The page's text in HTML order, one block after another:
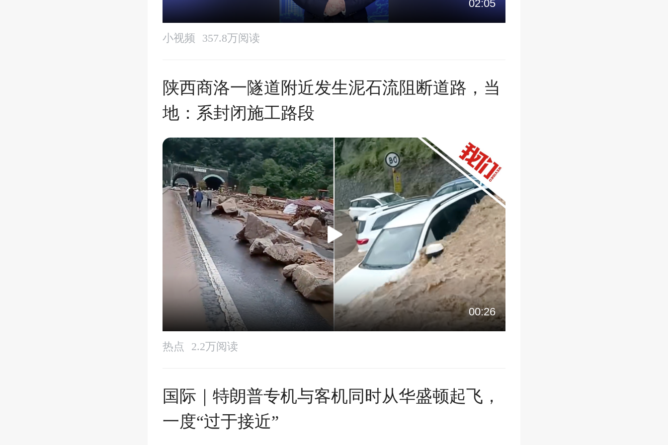
02:05
小视频 357.8万阅读
陕西商洛一隧道附近发生泥石流阻断道路，当
地：系封闭施工路段
00:26
热点 2.2万阅读
国际｜特朗普专机与客机同时从华盛顿起飞，
一度“过于接近”